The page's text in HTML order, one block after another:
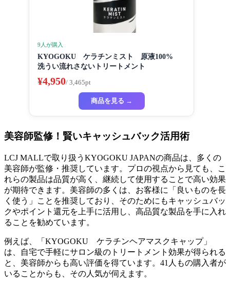
9人が購入
KYOGOKU ケラチンミスト 原液100%
洗うい流れさないトリートメント
¥4,950/ 3,465pt
商品を見る →
美容師監修！賢いキャッシュバック活用術
LCJ MALLで取り扱うKYOGOKU JAPANの商品は、多くの
美容師が監修・推奨しています。プロの視点から見ても、こ
れらの製品は品質が高く、継続して使用することで高い効果
が期待できます。美容師の多くは、お客様に「良いものを長
く使う」ことを推奨しており、そのためにもキャッシュバッ
クやポイント還元を上手に活用し、高品質な製品を手に入れ
ることを勧めています。
例えば、「KYOGOKU ケラチンヘアマスクキャップ」
は、自宅で手軽にサロン級のトリートメント効果が得られる
と、美容師からも高い評価を得ています。41人もの購入者が
いることからも、その人気が伺えます。